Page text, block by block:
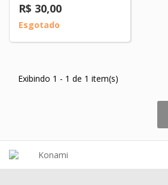
R$ 30,00
Esgotado
Exibindo 1 - 1 de 1 item(s)